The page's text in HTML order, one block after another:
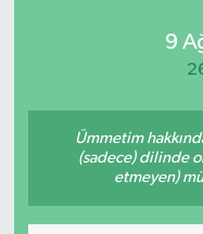
9
Ümmetim
(sadece) dilinde
etmeyen)
ŞİRKET PANO